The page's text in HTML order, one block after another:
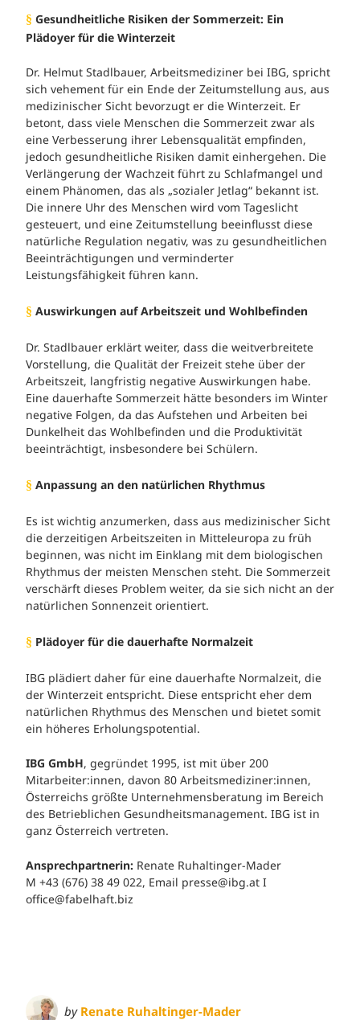
§ Gesundheitliche Risiken der Sommerzeit: Ein
Plädoyer für die Winterzeit
Dr. Helmut Stadlbauer, Arbeitsmediziner bei IBG, spricht
sich vehement für ein Ende der Zeitumstellung aus, aus
medizinischer Sicht bevorzugt er die Winterzeit. Er
betont, dass viele Menschen die Sommerzeit zwar als
eine Verbesserung ihrer Lebensqualität empfinden,
jedoch gesundheitliche Risiken damit einhergehen. Die
Verlängerung der Wachzeit führt zu Schlafmangel und
einem Phänomen, das als „sozialer Jetlag“ bekannt ist.
Die innere Uhr des Menschen wird vom Tageslicht
gesteuert, und eine Zeitumstellung beeinflusst diese
natürliche Regulation negativ, was zu gesundheitlichen
Beeinträchtigungen und verminderter
Leistungsfähigkeit führen kann.
§ Auswirkungen auf Arbeitszeit und Wohlbefinden
Dr. Stadlbauer erklärt weiter, dass die weitverbreitete
Vorstellung, die Qualität der Freizeit stehe über der
Arbeitszeit, langfristig negative Auswirkungen habe.
Eine dauerhafte Sommerzeit hätte besonders im Winter
negative Folgen, da das Aufstehen und Arbeiten bei
Dunkelheit das Wohlbefinden und die Produktivität
beeinträchtigt, insbesondere bei Schülern.
§ Anpassung an den natürlichen Rhythmus
Es ist wichtig anzumerken, dass aus medizinischer Sicht
die derzeitigen Arbeitszeiten in Mitteleuropa zu früh
beginnen, was nicht im Einklang mit dem biologischen
Rhythmus der meisten Menschen steht. Die Sommerzeit
verschärft dieses Problem weiter, da sie sich nicht an der
natürlichen Sonnenzeit orientiert.
§ Plädoyer für die dauerhafte Normalzeit
IBG plädiert daher für eine dauerhafte Normalzeit, die
der Winterzeit entspricht. Diese entspricht eher dem
natürlichen Rhythmus des Menschen und bietet somit
ein höheres Erholungspotential.
IBG GmbH, gegründet 1995, ist mit über 200
Mitarbeiter:innen, davon 80 Arbeitsmediziner:innen,
Österreichs größte Unternehmensberatung im Bereich
des Betrieblichen Gesundheitsmanagement. IBG ist in
ganz Österreich vertreten.
Ansprechpartnerin: Renate Ruhaltinger-Mader
M +43 (676) 38 49 022, Email presse@ibg.at I
office@fabelhaft.biz
by Renate Ruhaltinger-Mader